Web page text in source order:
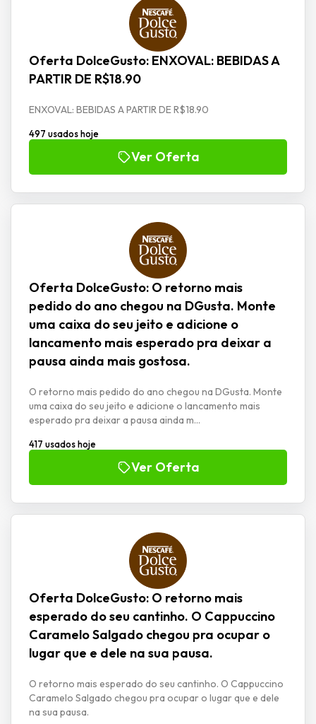
Oferta DolceGusto: ENXOVAL: BEBIDAS A
PARTIR DE R$18.90
ENXOVAL: BEBIDAS A PARTIR DE R$18.90
497 usados hoje
Ver Oferta
Oferta DolceGusto: O retorno mais
pedido do ano chegou na DGusta. Monte
uma caixa do seu jeito e adicione o
lancamento mais esperado pra deixar a
pausa ainda mais gostosa.
O retorno mais pedido do ano chegou na DGusta. Monte
uma caixa do seu jeito e adicione o lancamento mais
esperado pra deixar a pausa ainda m...
417 usados hoje
Ver Oferta
Oferta DolceGusto: O retorno mais
esperado do seu cantinho. O Cappuccino
Caramelo Salgado chegou pra ocupar o
lugar que e dele na sua pausa.
O retorno mais esperado do seu cantinho. O Cappuccino
Caramelo Salgado chegou pra ocupar o lugar que e dele
na sua pausa.